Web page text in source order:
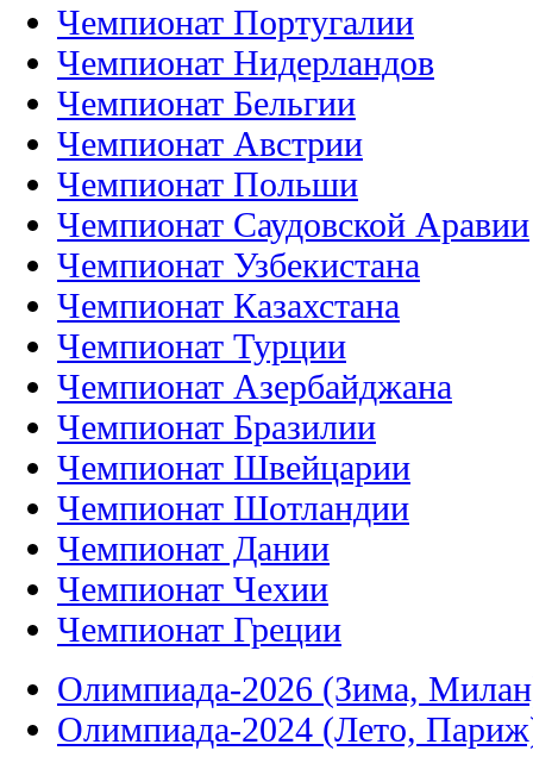
Чемпионат Португалии
Чемпионат Нидерландов
Чемпионат Бельгии
Чемпионат Австрии
Чемпионат Польши
Чемпионат Саудовской Аравии
Чемпионат Узбекистана
Чемпионат Казахстана
Чемпионат Турции
Чемпионат Азербайджана
Чемпионат Бразилии
Чемпионат Швейцарии
Чемпионат Шотландии
Чемпионат Дании
Чемпионат Чехии
Чемпионат Греции
Олимпиада-2026 (Зима,
Олимпиада-2024 (Лето,